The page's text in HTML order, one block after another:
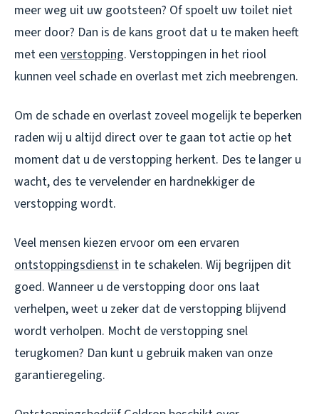
meer weg uit uw gootsteen? Of spoelt uw toilet niet
meer door? Dan is de kans groot dat u te maken heeft
met een verstopping. Verstoppingen in het riool
kunnen veel schade en overlast met zich meebrengen.
Om de schade en overlast zoveel mogelijk te beperken
raden wij u altijd direct over te gaan tot actie op het
moment dat u de verstopping herkent. Des te langer u
wacht, des te vervelender en hardnekkiger de
verstopping wordt.
Veel mensen kiezen ervoor om een ervaren
ontstoppingsdienst in te schakelen. Wij begrijpen dit
goed. Wanneer u de verstopping door ons laat
verhelpen, weet u zeker dat de verstopping blijvend
wordt verholpen. Mocht de verstopping snel
terugkomen? Dan kunt u gebruik maken van onze
garantieregeling.